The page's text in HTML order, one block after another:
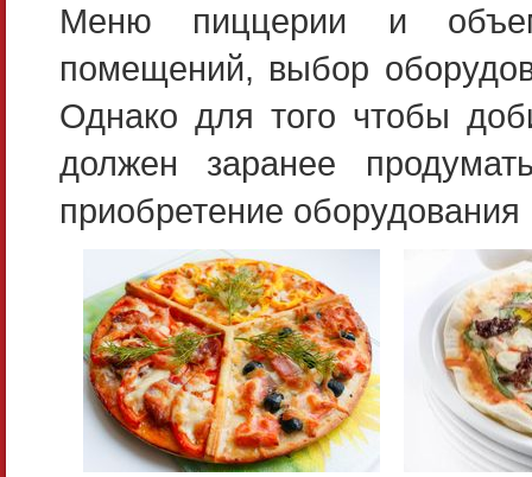
Меню пиццерии и
помещений, выбор
Однако для того чтобы
должен заранее
приобретение